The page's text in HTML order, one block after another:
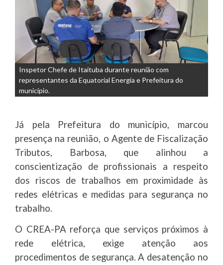
Inspetor Chefe de Itaituba durante reunião com
representantes da Equatorial Energia e Prefeitura do
município.
Já pela Prefeitura do município, marcou
presença na reunião, o Agente de Fiscalização
Tributos, Barbosa, que alinhou a
conscientização de profissionais a respeito
dos riscos de trabalhos em proximidade às
redes elétricas e medidas para segurança no
trabalho.
O CREA-PA reforça que serviços próximos à
rede elétrica, exige atenção aos
procedimentos de segurança. A desatenção no